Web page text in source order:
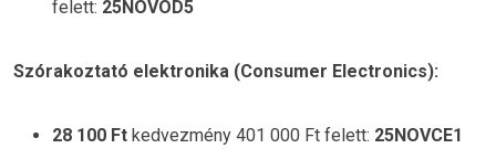
felett: 25NOVOD5
Szórakoztató elektronika (Consumer Electronics):
28 100 Ft kedvezmény 401 000 Ft felett: 25NOVCE1